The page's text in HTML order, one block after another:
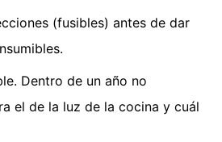
(fusibles) antes de dar
Dentro de un año no
el de la luz de la cocina y cuál